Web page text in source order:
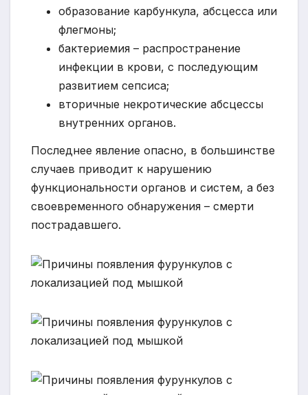
образование карбункула, абсцесса или
флегмоны;
бактериемия – распространение
инфекции в крови, с последующим
развитием сепсиса;
вторичные некротические абсцессы
внутренних органов.
Последнее явление опасно, в большинстве
случаев приводит к нарушению
функциональности органов и систем, а без
своевременного обнаружения – смерти
пострадавшего.